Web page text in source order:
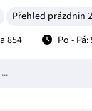
Přehled prázdnin
854 Po -